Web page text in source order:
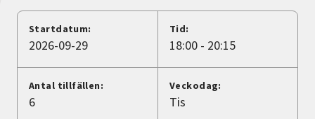
Nyheter
Avdelningar
Lyssna
Startdatum:
2026-09-29
Tid:
18:00 - 20:15
Antal tillfällen:
6
Veckodag:
Tis